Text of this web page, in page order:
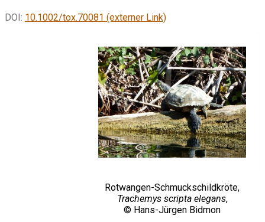
DOI: 10.1002/tox.70081 (externer Link)
Rotwangen-Schmuckschildkröte,
Trachemys scripta elegans,
© Hans-Jürgen Bidmon